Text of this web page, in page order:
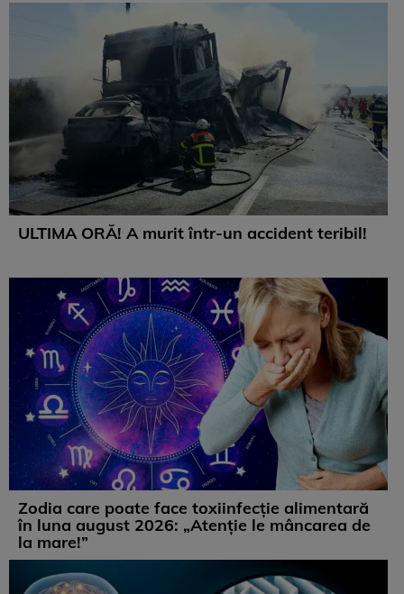
ULTIMA ORĂ! A murit într-un accident teribil!
Zodia care poate face toxiinfecție alimentară
în luna august 2026: „Atenție le mâncarea de
la mare!”